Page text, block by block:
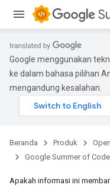
Google menggunakan
ke dalam bahasa pilihan
mengandung kesalahan.
Beranda Produk
Google Summer of Code
Apakah informasi ini